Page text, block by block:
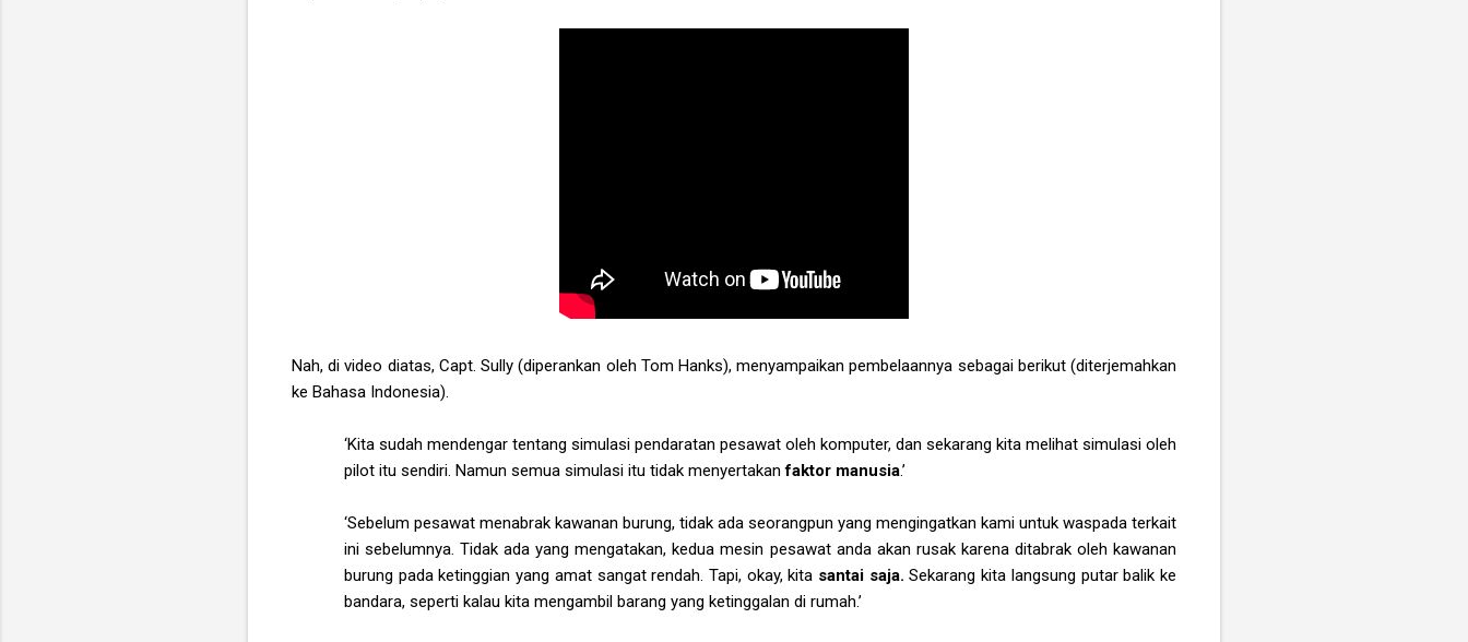
Nah, di video diatas, Capt. Sully (diperankan oleh Tom Hanks), menyampaikan pembelaannya sebagai berikut (diterjemahkan
ke Bahasa Indonesia).
‘Kita sudah mendengar tentang simulasi pendaratan pesawat oleh komputer, dan sekarang kita melihat simulasi oleh
pilot itu sendiri. Namun semua simulasi itu tidak menyertakanfaktor manusia.’
‘Sebelum pesawat menabrak kawanan burung, tidak ada seorangpun yang mengingatkan kami untuk waspada terkait
ini sebelumnya. Tidak ada yang mengatakan, kedua mesin pesawat anda akan rusak karena ditabrak oleh kawanan
burung pada ketinggian yang amat sangat rendah. Tapi, okay, kita santai saja.Sekarang kita langsung putar balik ke
bandara, seperti kalau kita mengambil barang yang ketinggalan di rumah.’